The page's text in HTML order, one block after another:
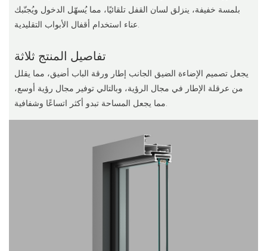
بلمسة خفيفة، ينزلق لسان القفل تلقائيًا، مما يُسهّل الدخول ويُجنّبك
عناء استخدام أقفال الأبواب التقليدية.
تفاصيل المنتج ثلاثة
يجعل تصميم الإضاءة الضيق الجانب إطار ورقة الباب أضيق، مما يقلل
من عرقلة الإطار في مجال الرؤية، وبالتالي توفير مجال رؤية أوسع،
مما يجعل المساحة تبدو أكثر اتساعًا وشفافية.